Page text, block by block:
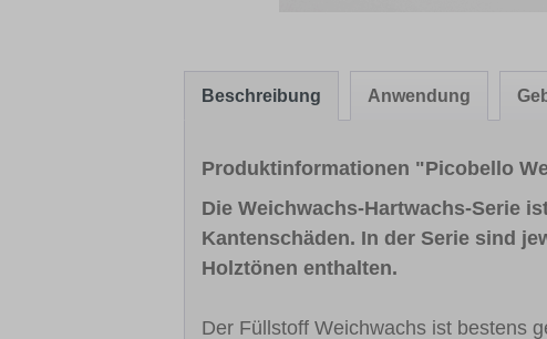
Beschreibung Anwendung
Produktinformationen "Picobello
Die Weichwachs-Hartwachs-Serie
Kantenschäden. In der Serie sind
Holztönen enthalten.
Der Füllstoff Weichwachs ist bestens